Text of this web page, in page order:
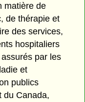
matière de
de thérapie et
des services,
hospitaliers
par les
et
publics
du Canada,